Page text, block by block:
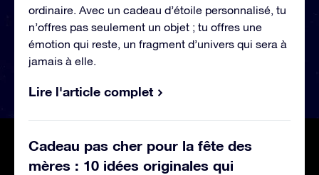
ordinaire. Avec un cadeau d’étoile personnalisé, tu
n’offres pas seulement un objet ; tu offres une
émotion qui reste, un fragment d’univers qui sera à
jamais à elle.
Lire l'article complet
Cadeau pas cher pour la fête des
mères : 10 idées originales qui